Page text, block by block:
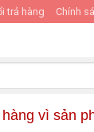
trả hàng Chính
vì sản